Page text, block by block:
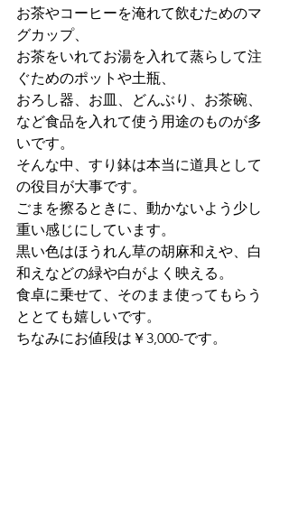
お茶やコーヒーを淹れて飲むためのマ
グカップ、
お茶をいれてお湯を入れて蒸らして注
ぐためのポットや土瓶、
おろし器、お皿、どんぶり、お茶碗、
など食品を入れて使う用途のものが多
いです。
そんな中、すり鉢は本当に道具として
の役目が大事です。
ごまを擦るときに、動かないよう少し
重い感じにしています。
黒い色はほうれん草の胡麻和えや、白
和えなどの緑や白がよく映える。
食卓に乗せて、そのまま使ってもらう
ととても嬉しいです。
ちなみにお値段は￥3,000-です。